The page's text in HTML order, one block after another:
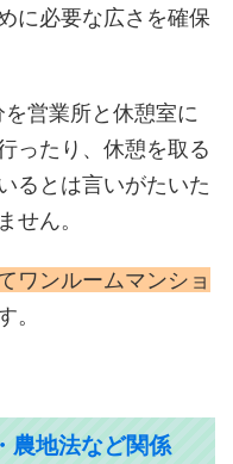
に必要な広さを確保
営業所と休憩室に
ったり、休憩を取る
るとは言いがたいた
せん。
ワンルームマンショ
。
農地法など関係